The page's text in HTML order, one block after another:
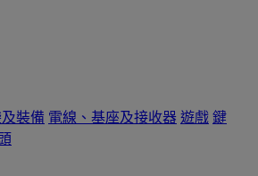
裝備 電線、基座及接收器 遊戲 鍵